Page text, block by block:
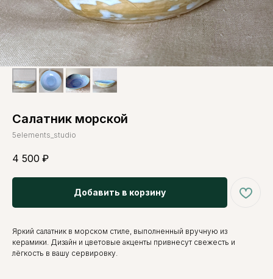
Салатник морской
5elements_studio
4 500 ₽
Добавить в корзину
Яркий салатник в морском стиле, выполненный вручную из
керамики. Дизайн и цветовые акценты привнесут свежесть и
лёгкость в вашу сервировку.